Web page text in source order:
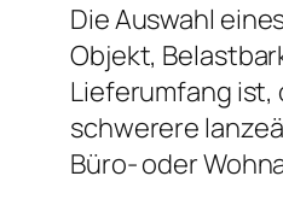
Die Auswahl
Objekt,
Lieferumfang ist,
schwerere
Büro- oder